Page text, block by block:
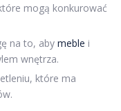
mogą konkurować
na to, aby meble i
wnętrza.
które ma